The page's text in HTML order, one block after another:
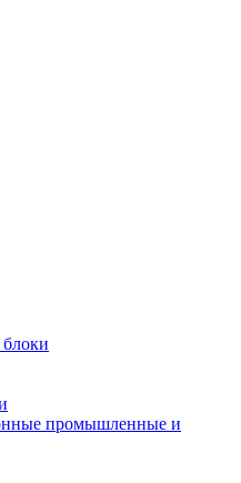
промышленные и